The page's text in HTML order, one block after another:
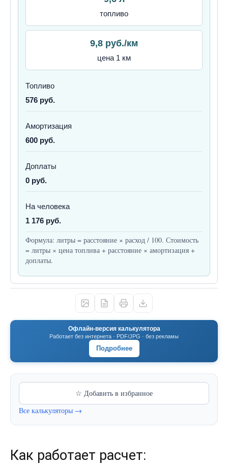
топливо
9,8 руб./км
цена 1 км
Топливо
576 руб.
Амортизация
600 руб.
Доплаты
0 руб.
На человека
1 176 руб.
Формула: литры = расстояние × расход / 100. Стоимость
= литры × цена топлива + расстояние × амортизация +
доплаты.
Офлайн-версия калькулятора
Работает без интернета · PDF/JPG · без рекламы
Подробнее
☆ Добавить в избранное
Все калькуляторы →
Как работает расчет: